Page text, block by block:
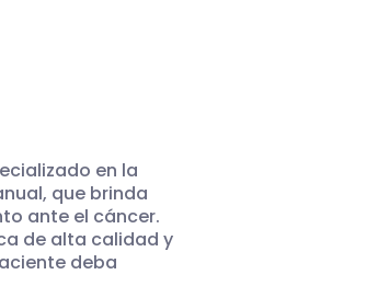
en la
que brinda
ante el cáncer.
de alta calidad y
deba